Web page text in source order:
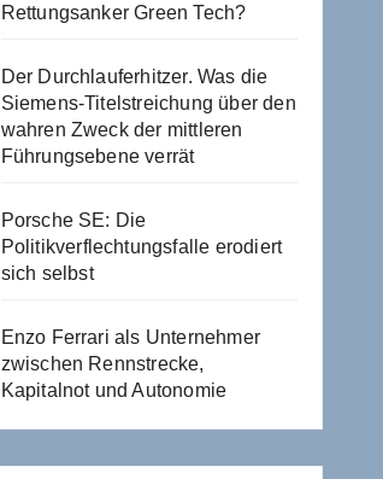
Rettungsanker Green Tech?
Der Durchlauferhitzer. Was die
Siemens-Titelstreichung über den
wahren Zweck der mittleren
Führungsebene verrät
Porsche SE: Die
Politikverflechtungsfalle erodiert
sich selbst
Enzo Ferrari als Unternehmer
zwischen Rennstrecke,
Kapitalnot und Autonomie